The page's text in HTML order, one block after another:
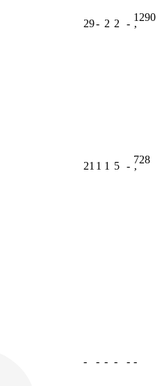
29- 2 2 -
1290
ʼ
21 1 1 5 -
728
ʼ
- - - - - -